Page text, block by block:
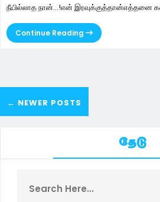
நீயில்லாத நான்...!என்
Continue Reading
← NEWER POSTS
தேடு